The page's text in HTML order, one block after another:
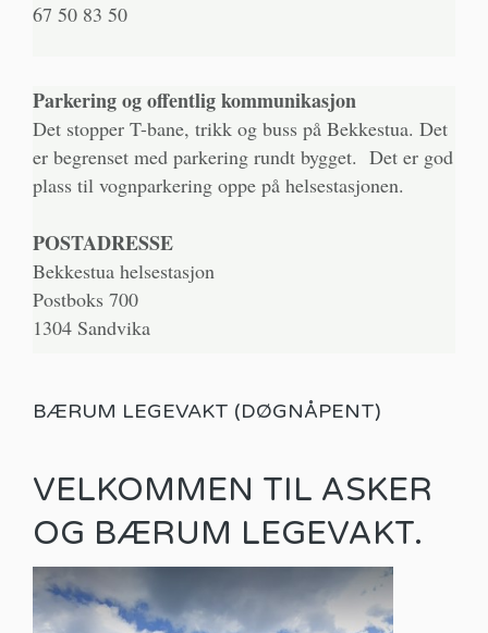
67 50 83 50
Parkering og offentlig kommunikasjon
Det stopper T-bane, trikk og buss på Bekkestua. Det
er begrenset med parkering rundt bygget. Det er god
plass til vognparkering oppe på helsestasjonen.
POSTADRESSE
Bekkestua helsestasjon
Postboks 700
1304 Sandvika
BÆRUM LEGEVAKT (DØGNÅPENT)
VELKOMMEN TIL ASKER
OG BÆRUM LEGEVAKT.